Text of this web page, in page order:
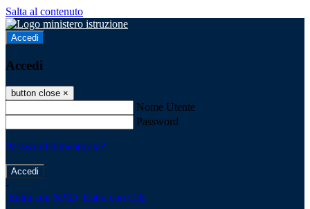
Salta al contenuto
Accedi
Accedi
button close ×
Nome Utente
Password
Password dimenticata?
-
Entra con SPID Entra con CIE